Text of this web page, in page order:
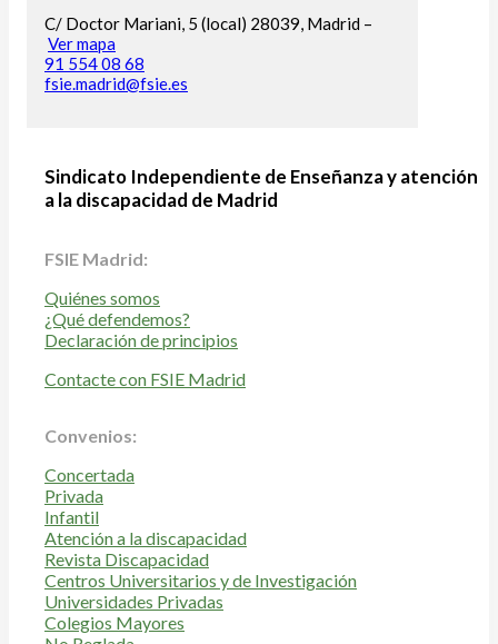
C/ Doctor Mariani, 5 (local) 28039, Madrid –
Ver mapa
91 554 08 68
fsie.madrid@fsie.es
Sindicato Independiente de Enseñanza y atención
a la discapacidad de Madrid
FSIE Madrid:
Quiénes somos
¿Qué defendemos?
Declaración de principios
Contacte con FSIE Madrid
Convenios:
Concertada
Privada
Infantil
Atención a la discapacidad
Revista Discapacidad
Centros Universitarios y de Investigación
Universidades Privadas
Colegios Mayores